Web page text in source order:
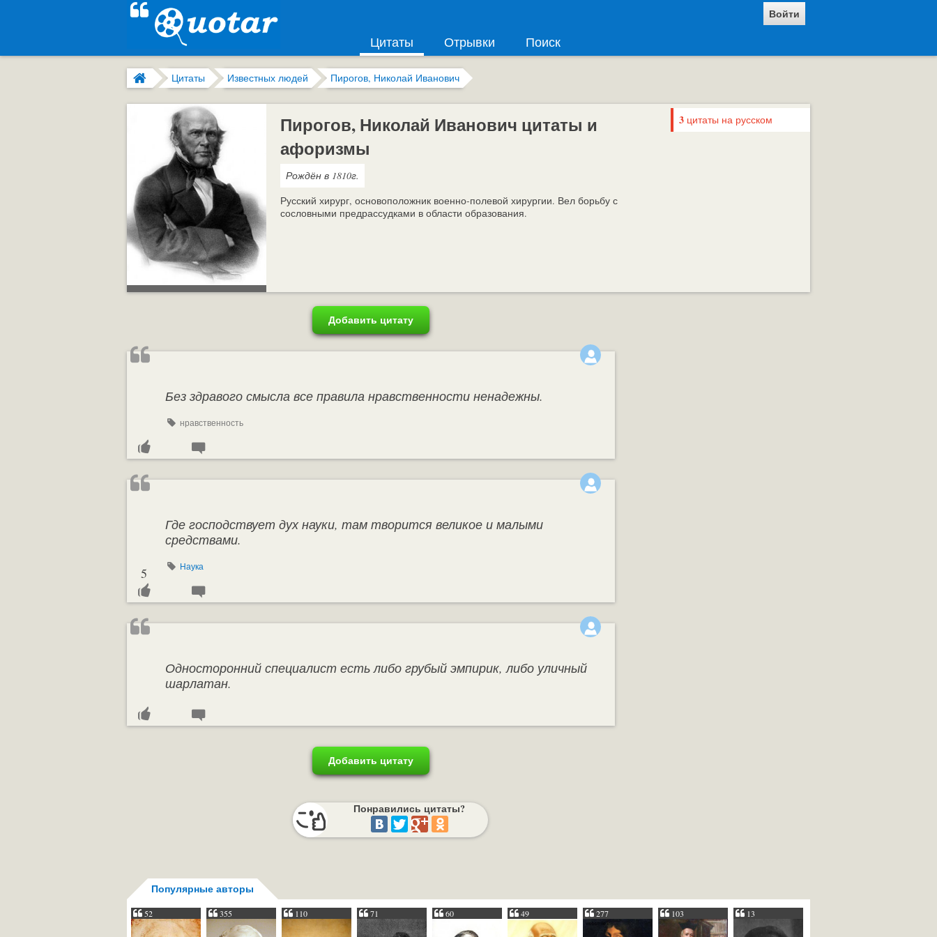
Войти
Цитаты Отрывки Поиск
Цитаты Известных людей Пирогов, Николай Иванович
Пирогов, Николай Иванович цитаты и
афоризмы
Рождён в 1810г.
Русский хирург, основоположник военно-полевой хирургии. Вел борьбу с
сословными предрассудками в области образования.
3 цитаты на русском
Добавить цитату
Без здравого смысла все правила нравственности ненадежны.
нравственность
Где господствует дух науки, там творится великое и малыми
средствами.
Наука
5
Односторонний специалист есть либо грубый эмпирик, либо уличный
шарлатан.
Добавить цитату
Понравились цитаты?
Популярные авторы
52 355 110 71 60 49 277 103 13